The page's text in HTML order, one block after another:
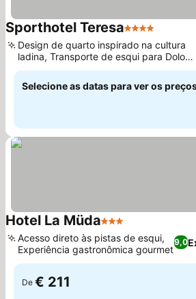
Sporthotel Teresa4 Estrelas
Design de quarto inspirado na cultura
ladina, Transporte de esqui para Dolomiti
Superski
Selecione as datas para ver os
Hotel La Müda3 Estrelas
9,0
Acesso direto às pistas de esqui,
Experiência gastronômica gourmet
De € 211